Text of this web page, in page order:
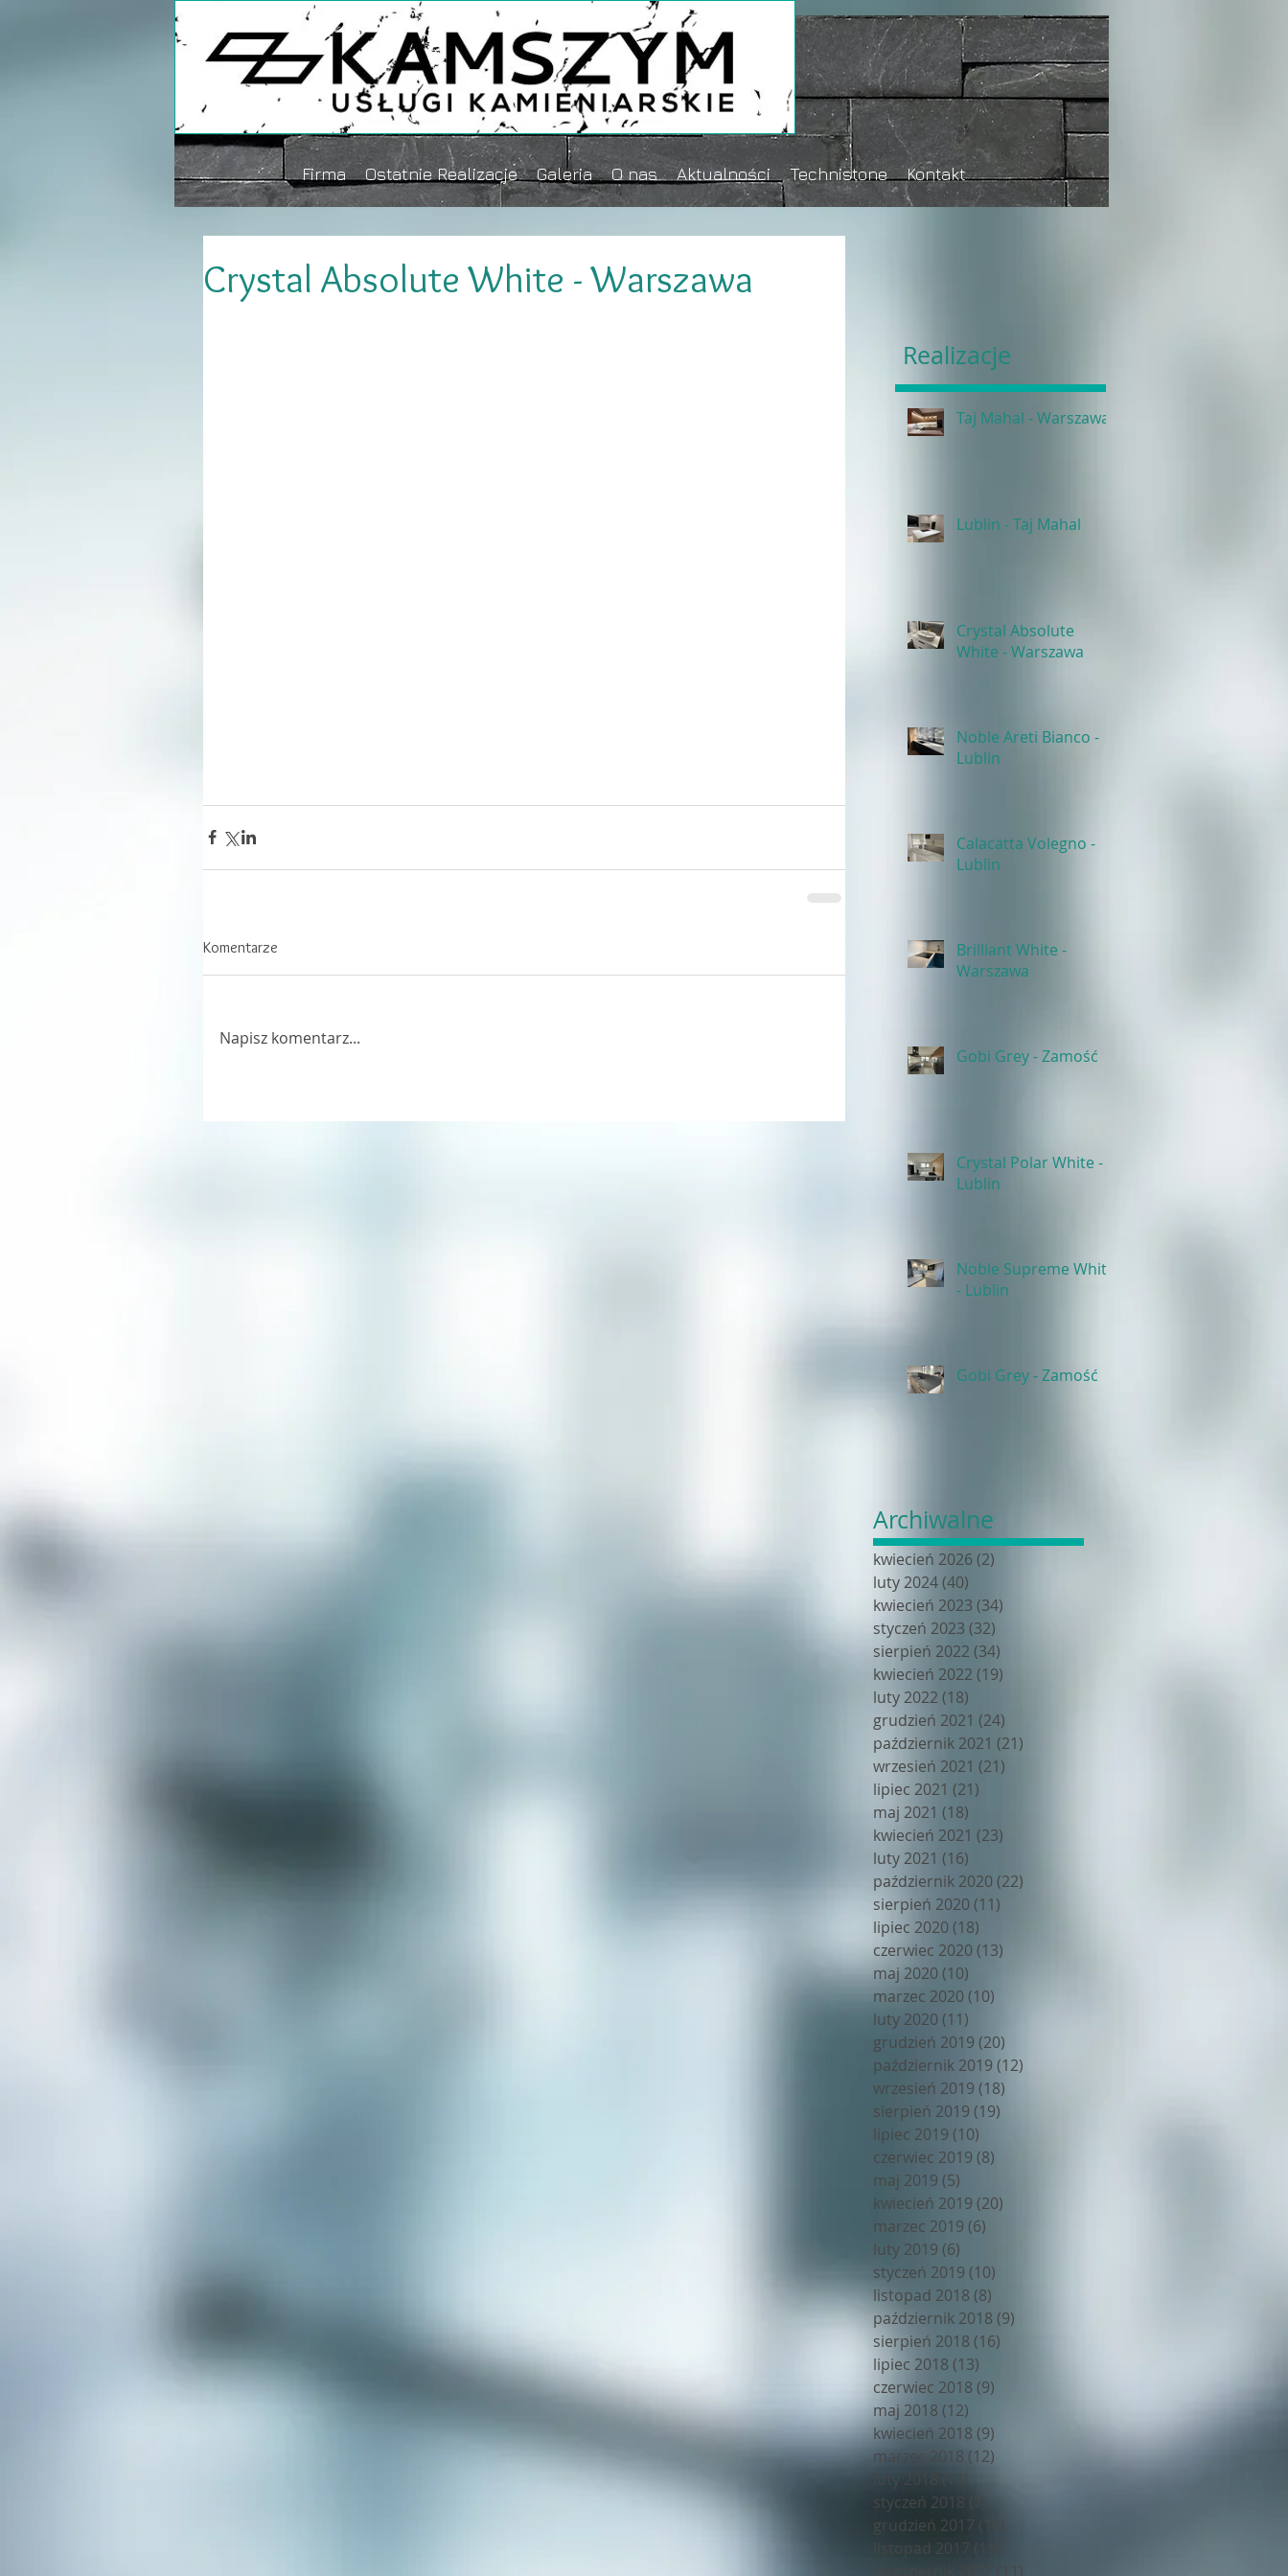
Firma Ostatnie Realizacje Galeria O nas Aktualności Technistone Kontakt
Crystal Absolute White - Warszawa
Komentarze
Napisz komentarz...
Realizacje
Taj Mahal - Warszawa
Lublin - Taj Mahal
Crystal Absolute
White - Warszawa
Noble Areti Bianco -
Lublin
Calacatta Volegno -
Lublin
Brilliant White -
Warszawa
Gobi Grey - Zamość
Crystal Polar White -
Lublin
Noble Supreme White
- Lublin
Gobi Grey - Zamość
Archiwalne
kwiecień 2026 (2)
luty 2024(40)
kwiecień 2023 (34)
styczeń 2023 (32)
sierpień 2022 (34)
kwiecień 2022 (19)
luty 2022 (18)
grudzień 2021 (24)
październik 2021 (21)
wrzesień 2021 (21)
lipiec 2021 (21)
maj 2021 (18)
kwiecień 2021 (23)
luty 2021 (16)
październik 2020 (22)
sierpień 2020 (11)
lipiec 2020 (18)
czerwiec 2020 (13)
maj 2020 (10)
marzec 2020 (10)
luty 2020 (11)
grudzień 2019 (20)
październik 2019 (12)
wrzesień 2019 (18)
sierpień 2019 (19)
lipiec 2019 (10)
czerwiec 2019 (8)
maj 2019 (5)
kwiecień 2019 (20)
marzec 2019 (6)
luty 2019 (6)
styczeń 2019 (10)
listopad 2018 (8)
październik 2018 (9)
sierpień 2018 (16)
lipiec 2018 (13)
czerwiec 2018 (9)
maj 2018 (12)
kwiecień 2018 (9)
marzec 2018 (12)
luty 2018
styczeń 2018
grudzień 2017 (10)
listopad 2017 (11)
październik 2017
(11)